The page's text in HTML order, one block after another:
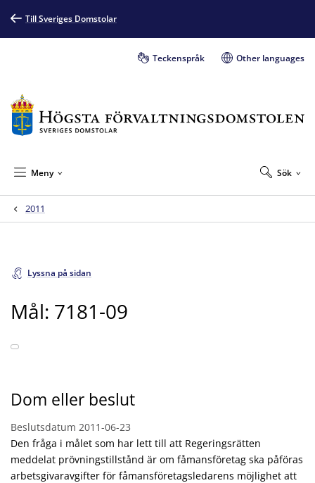
Till Sveriges Domstolar
Teckenspråk Other languages
Sök
Meny
2011
Lyssna på sidan
Mål: 7181-09
Dom eller beslut
Beslutsdatum 2011-06-23
Den fråga i målet som har lett till att Regeringsrätten
meddelat prövningstillstånd är om fåmansföretag ska påföras
arbetsgivaravgifter för fåmansföretagsledarens möjlighet att